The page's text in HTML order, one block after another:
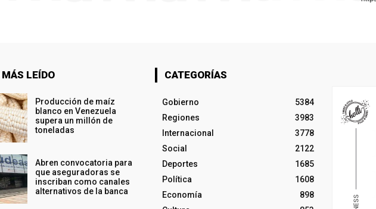
MÁS LEÍDO
Producción de maíz
blanco en Venezuela
supera un millón de
toneladas
Abren convocatoria para
que aseguradoras se
inscriban como canales
alternativos de la banca
CATEGORÍAS
Gobierno
5384
Regiones
3983
Internacional
3778
Social
2122
Deportes
1685
Política
1608
Economía
898